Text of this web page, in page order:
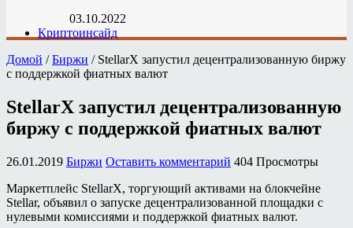
03.10.2022
Криптоинсайд
Домой / Биржи / StellarX запустил децентрализованную биржу
с поддержкой фиатных валют
StellarX запустил децентрализованную
биржу с поддержкой фиатных валют
26.01.2019 Биржи Оставить комментарий 404 Просмотры
Маркетплейс StellarX, торгующий активами на блокчейне
Stellar, объявил о запуске децентрализованной площадки с
нулевыми комиссиями и поддержкой фиатных валют.